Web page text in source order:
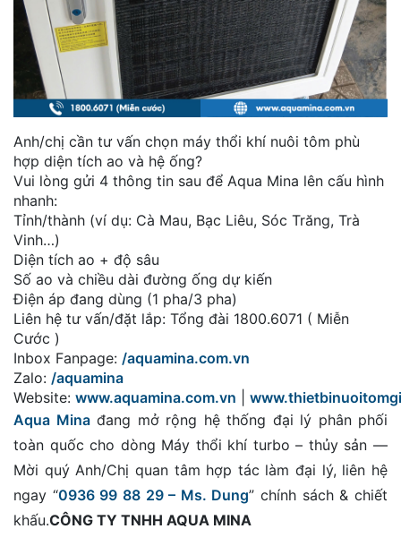
Anh/chị cần tư vấn chọn máy thổi khí nuôi tôm phù
hợp diện tích ao và hệ ống?
Vui lòng gửi 4 thông tin sau để Aqua Mina lên cấu hình
nhanh:
Tỉnh/thành (ví dụ: Cà Mau, Bạc Liêu, Sóc Trăng, Trà
Vinh…)
Diện tích ao + độ sâu
Số ao và chiều dài đường ống dự kiến
Điện áp đang dùng (1 pha/3 pha)
Liên hệ tư vấn/đặt lắp: Tổng đài 1800.6071 ( Miễn
Cước )
Inbox Fanpage: /aquamina.com.vn
Zalo: /aquamina
Website: www.aquamina.com.vn
Aqua Minađang mở rộng hệ thống đại lý phân phối
toàn quốc cho dòng Máy thổi khí turbo – thủy sản —
Mời quý Anh/Chị quan tâm hợp tác làm đại lý, liên hệ
ngay “0936 99 88 29 – Ms. Dung”chính sách & chiết
khấu.CÔNG TY TNHH AQUA MINA